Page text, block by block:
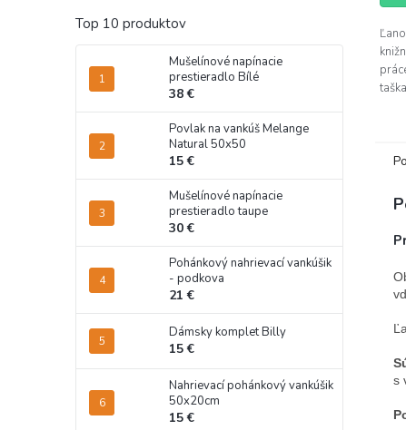
Top 10 produktov
Mušelínové napínacie
prestieradlo Bílé
38 €
Povlak na vankúš Melange
Natural 50x50
15 €
Mušelínové napínacie
prestieradlo taupe
30 €
Pohánkový nahrievací vankúšik
- podkova
21 €
Dámsky komplet Billy
15 €
Nahrievací pohánkový vankúšik
50x20cm
15 €
s